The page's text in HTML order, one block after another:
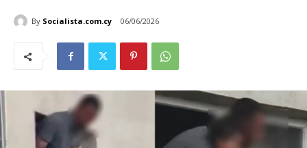
By Socialista.com.cy 06/06/2026